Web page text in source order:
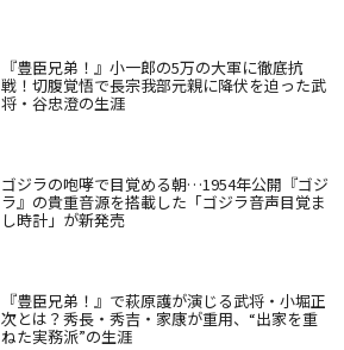
『豊臣兄弟！』小一郎の5万の大軍に徹底抗
戦！切腹覚悟で長宗我部元親に降伏を迫った武
将・谷忠澄の生涯
ゴジラの咆哮で目覚める朝…1954年公開『ゴジ
ラ』の貴重音源を搭載した「ゴジラ音声目覚ま
し時計」が新発売
『豊臣兄弟！』で萩原護が演じる武将・小堀正
次とは？秀長・秀吉・家康が重用、“出家を重
ねた実務派”の生涯